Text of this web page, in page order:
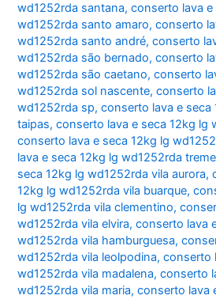
wd1252rda santana,conserto lava e
wd1252rda santo amaro,conserto
wd1252rda santo andré,conserto
wd1252rda são bernado,conserto
wd1252rda são caetano,conserto
wd1252rda sol nascente,conserto
wd1252rda sp,conserto lava e
taipas,conserto lava e seca 12kg lg
conserto lava e seca 12kg lg
lava e seca 12kg lg wd1252rda
seca 12kg lg wd1252rda vila aurora,
12kg lg wd1252rda vila buarque,
lg wd1252rda vila clementino,
wd1252rda vila elvira,conserto lava
wd1252rda vila hamburguesa,
wd1252rda vila leolpodina,conserto
wd1252rda vila madalena,conserto
wd1252rda vila maria,conserto lava